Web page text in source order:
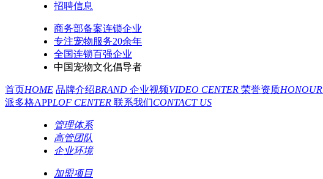
招聘信息
商务部备案连锁企业
专注宠物服务20余年
全国连锁百强企业
中国宠物文化倡导者
首页HOME 品牌介绍BRAND 企业视频VIDEO CENTER 荣誉资质HONOUR
派多格APPLOF CENTER 联系我们CONTACT US
管理体系
高管团队
企业环境
加盟项目